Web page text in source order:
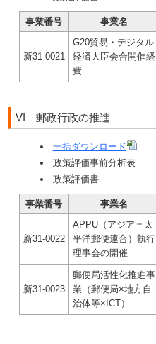
事業番号 事業名
新31-0021
G20貿易・デジタル
経済大臣会合開催経
費
VI 郵政行政の推進
一括ダウンロード
政策評価事前分析表
政策評価書
事業番号 事業名
新31-0022
APPU（アジア＝太
平洋郵便連合）執行
理事会の開催
新31-0023
郵便局活性化推進事
業（郵便局×地方自
治体等×ICT）